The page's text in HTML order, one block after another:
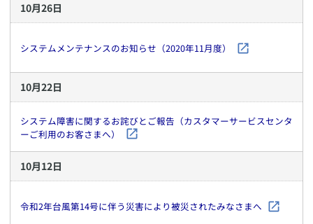
10月26日
システムメンテナンスのお知らせ（2020年11月度）
10月22日
システム障害に関するお詫びとご報告（カスタマーサービスセンタ
ーご利用のお客さまへ）
10月12日
令和2年台風第14号に伴う災害により被災されたみなさまへ